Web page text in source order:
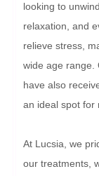
looking to
relaxation, and
relieve stress,
wide age range.
have also
an ideal spot for
At Lucsia, we
our treatments,